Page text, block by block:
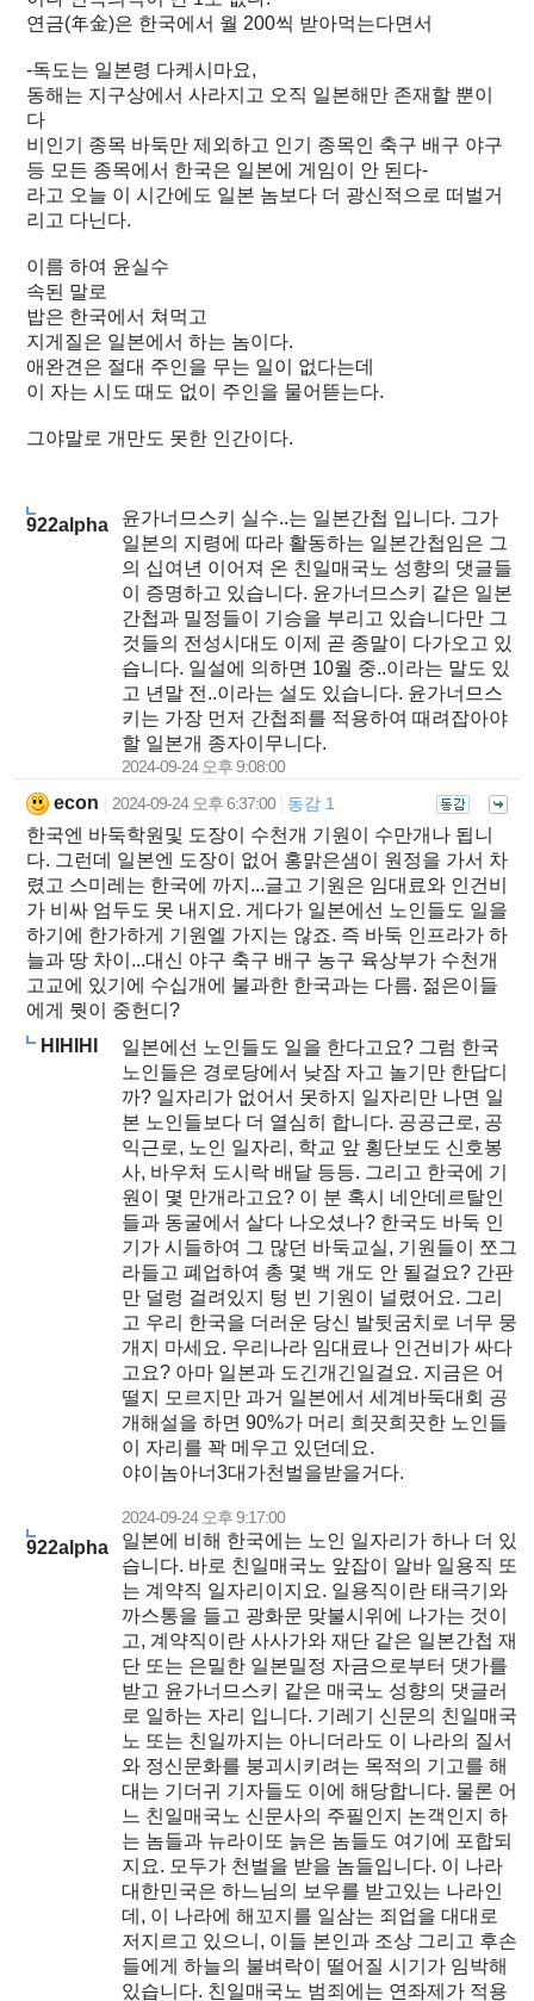
연금(年金)은 한국에서 월 200씩 받아먹는다면서
-독도는 일본령 다케시마요,
동해는 지구상에서 사라지고 오직 일본해만 존재할 뿐이
다
비인기 종목 바둑만 제외하고 인기 종목인 축구 배구 야구
등 모든 종목에서 한국은 일본에 게임이 안 된다-
라고 오늘 이 시간에도 일본 놈보다 더 광신적으로 떠벌거
리고 다닌다.
이름 하여 윤실수
속된 말로
밥은 한국에서 쳐먹고
지게질은 일본에서 하는 놈이다.
애완견은 절대 주인을 무는 일이 없다는데
이 자는 시도 때도 없이 주인을 물어뜯는다.
그야말로 개만도 못한 인간이다.
922alpha
윤가너므스키 실수..는 일본간첩 입니다. 그가
일본의 지령에 따라 활동하는 일본간첩임은 그
의 십여년 이어져 온 친일매국노 성향의 댓글들
이 증명하고 있습니다. 윤가너므스키 같은 일본
간첩과 밀정들이 기승을 부리고 있습니다만 그
것들의 전성시대도 이제 곧 종말이 다가오고 있
습니다. 일설에 의하면 10월 중..이라는 말도 있
고 년말 전..이라는 설도 있습니다. 윤가너므스
키는 가장 먼저 간첩죄를 적용하여 때려잡아야
할 일본개 종자이무니다.
2024-09-24 오후 9:08:00
econ 2024-09-24 오후 6:37:00 동감 1
한국엔 바둑학원및 도장이 수천개 기원이 수만개나 됩니
다. 그런데 일본엔 도장이 없어 홍맑은샘이 원정을 가서 차
렸고 스미레는 한국에 까지...글고 기원은 임대료와 인건비
가 비싸 엄두도 못 내지요. 게다가 일본에선 노인들도 일을
하기에 한가하게 기원엘 가지는 않죠. 즉 바둑 인프라가 하
늘과 땅 차이...대신 야구 축구 배구 농구 육상부가 수천개
고교에 있기에 수십개에 불과한 한국과는 다름. 젊은이들
에게 뭣이 중헌디?
HIHIHI
일본에선 노인들도 일을 한다고요? 그럼 한국
노인들은 경로당에서 낮잠 자고 놀기만 한답디
까? 일자리가 없어서 못하지 일자리만 나면 일
본 노인들보다 더 열심히 합니다. 공공근로, 공
익근로, 노인 일자리, 학교 앞 횡단보도 신호봉
사, 바우처 도시락 배달 등등. 그리고 한국에 기
원이 몇 만개라고요? 이 분 혹시 네안데르탈인
들과 동굴에서 살다 나오셨나? 한국도 바둑 인
기가 시들하여 그 많던 바둑교실, 기원들이 쪼그
라들고 폐업하여 총 몇 백 개도 안 될걸요? 간판
만 덜렁 걸려있지 텅 빈 기원이 널렸어요. 그리
고 우리 한국을 더러운 당신 발뒷굼치로 너무 뭉
개지 마세요. 우리나라 임대료나 인건비가 싸다
고요? 아마 일본과 도긴개긴일걸요. 지금은 어
떨지 모르지만 과거 일본에서 세계바둑대회 공
개해설을 하면 90%가 머리 희끗희끗한 노인들
이 자리를 꽉 메우고 있던데요.
야이놈아너3대가천벌을받을거다.
2024-09-24 오후 9:17:00
922alpha
일본에 비해 한국에는 노인 일자리가 하나 더 있
습니다. 바로 친일매국노 앞잡이 알바 일용직 또
는 계약직 일자리이지요. 일용직이란 태극기와
까스통을 들고 광화문 맞불시위에 나가는 것이
고, 계약직이란 사사가와 재단 같은 일본간첩 재
단 또는 은밀한 일본밀정 자금으로부터 댓가를
받고 윤가너므스키 같은 매국노 성향의 댓글러
로 일하는 자리 입니다. 기레기 신문의 친일매국
노 또는 친일까지는 아니더라도 이 나라의 질서
와 정신문화를 붕괴시키려는 목적의 기고를 해
대는 기더귀 기자들도 이에 해당합니다. 물론 어
느 친일매국노 신문사의 주필인지 논객인지 하
는 놈들과 뉴라이또 늙은 놈들도 여기에 포합되
지요. 모두가 천벌을 받을 놈들입니다. 이 나라
대한민국은 하느님의 보우를 받고있는 나라인
데, 이 나라에 해꼬지를 일삼는 죄업을 대대로
저지르고 있으니, 이들 본인과 조상 그리고 후손
들에게 하늘의 불벼락이 떨어질 시기가 임박해
있습니다. 친일매국노 범죄에는 연좌제가 적용